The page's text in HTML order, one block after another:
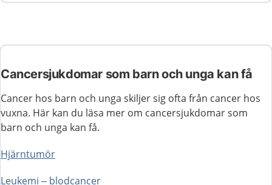
Cancersjukdomar som barn och unga kan få
Cancer hos barn och unga skiljer sig ofta från cancer hos
vuxna. Här kan du läsa mer om cancersjukdomar som
barn och unga kan få.
Hjärntumör
Leukemi – blodcancer